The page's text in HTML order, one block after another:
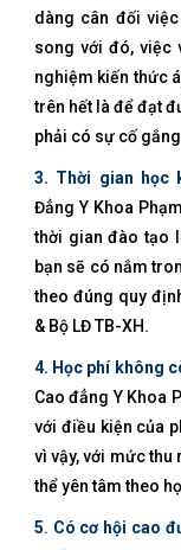
dàng cân đối
song với đó, việc
nghiệm kiến thức
trên hết là để đạt
phải có sự cố
3. Thời gian học
Đẳng Y Khoa
thời gian đào tạo
bạn sẽ có nắm
theo đúng quy
& Bộ LĐ TB-XH.
4. Học phí không
Cao đẳng Y Khoa
với điều kiện của
vì vậy, với mức thu
thể yên tâm theo
5. Có cơ hội cao